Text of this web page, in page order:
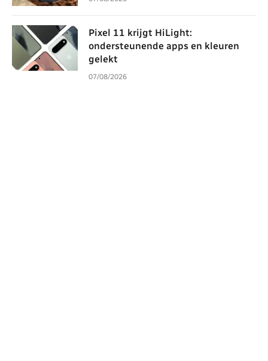
Pixel 11 krijgt HiLight:
ondersteunende apps en kleuren
gelekt
07/08/2026